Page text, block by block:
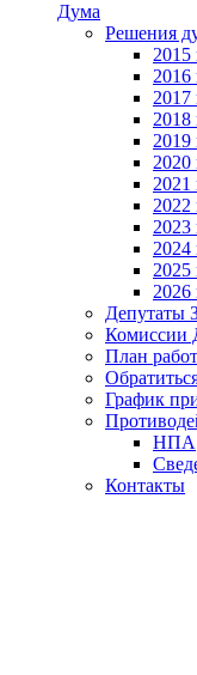
Дума
Решения
2015
2016
2017
2018
2019
2020
2021
2022
2023
2024
2025
2026
Депутаты
Комиссии
План
График
НПА
Контакты